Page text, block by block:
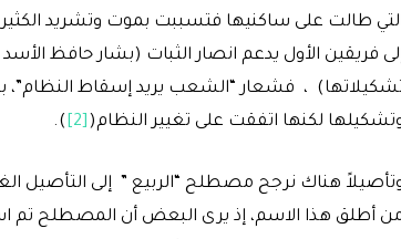
طالت على ساكنيها فتسببت بموت وتشريد الكثير
فريقين الأول يدعم انصار الثبات (بشار حافظ
، فشعار “الشعب يريد إسقاط
لكنها اتفقت على تغيير النظام( [2]
).
هناك نرجح مصطلح “الربيع ” إلى التأصيل